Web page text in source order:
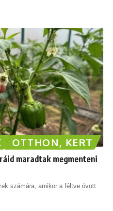
OTTHON, KERT
maradtak megmenteni
számára, amikor a féltve óvott